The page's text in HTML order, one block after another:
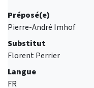
Préposé(e)
Pierre-André Imhof
Substitut
Florent Perrier
Langue
FR